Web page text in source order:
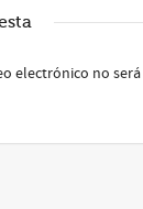
electrónico no